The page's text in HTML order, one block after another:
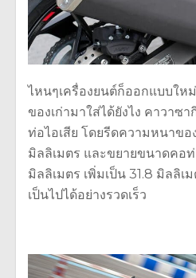
ไหนๆเครื่องยนต์ก็ออกแบบให
ของเก่ามาใส่ได้ยังไง คาวาซ
ท่อไอเสีย โดยรีดความหนาขอ
มิลลิเมตร และขยายขนาดคอ
มิลลิเมตร เพิ่มเป็น 31.8 มิลลิเ
เป็นไปได้อย่างรวดเร็ว